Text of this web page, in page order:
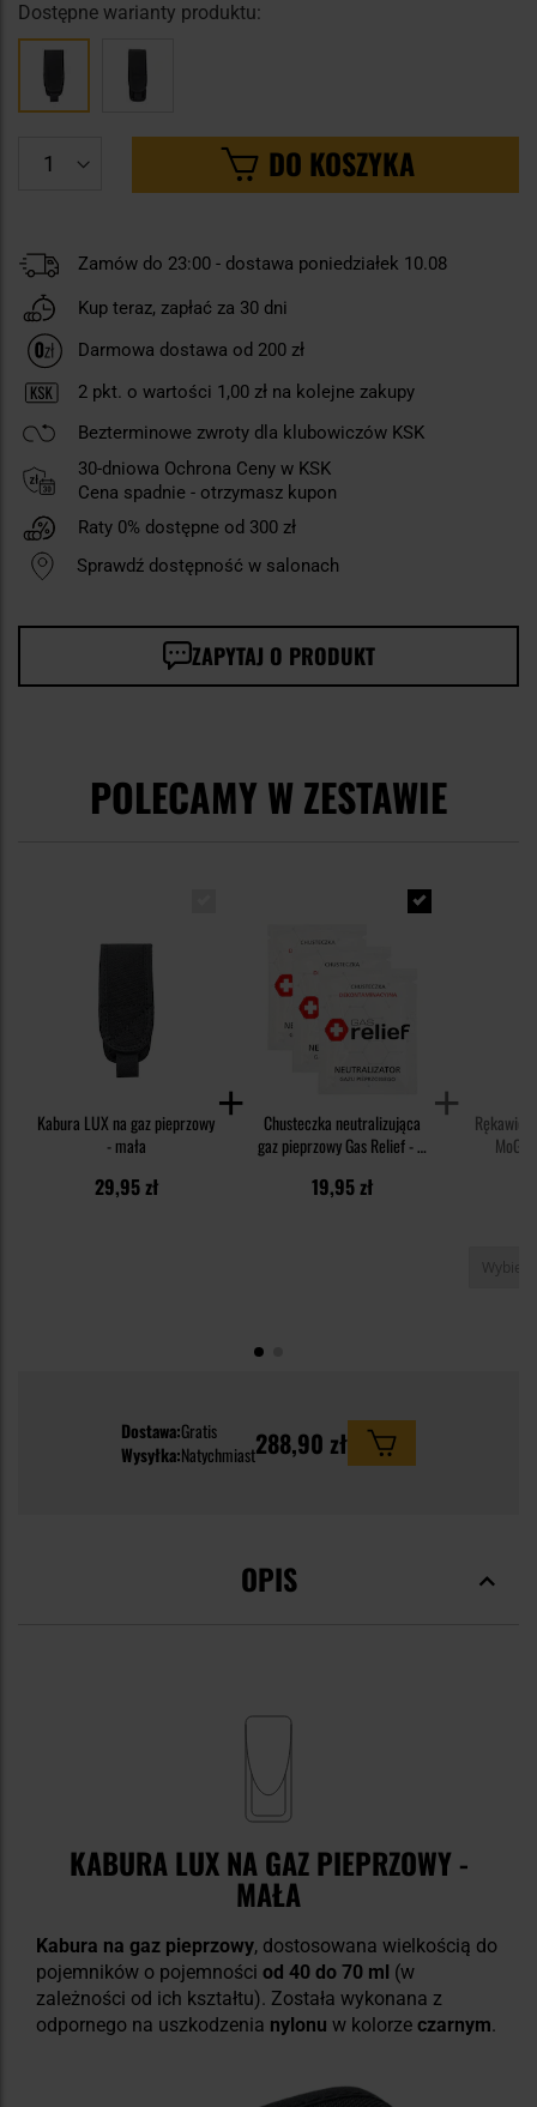
Dostępne warianty produktu:
DO KOSZYKA
Zamów do 23:00 - dostawa poniedziałek 10.08
Kup teraz, zapłać za 30 dni
Darmowa dostawa od 200 zł
2 pkt. o wartości 1,00 zł na kolejne zakupy
Bezterminowe zwroty dla klubowiczów KSK
30-dniowa Ochrona Ceny w KSK
Cena spadnie - otrzymasz kupon
Raty 0% dostępne od 300 zł
Sprawdź dostępność w salonach
ZAPYTAJ O PRODUKT
POLECAMY W ZESTAWIE
Kabura LUX na gaz pieprzowy
- mała
29,95 zł
Chusteczka neutralizująca
gaz pieprzowy Gas Relief - 3
19,95 zł
MoG
Dostawa:Gratis
Wysyłka:Natychmiast288,90 zł
OPIS
KABURA LUX NA GAZ PIEPRZOWY -
MAŁA
Kabura na gaz pieprzowy, dostosowana wielkością do
pojemników o pojemności od 40 do 70 ml (w
zależności od ich kształtu). Została wykonana z
odpornego na uszkodzenia nylonu w kolorze czarnym.